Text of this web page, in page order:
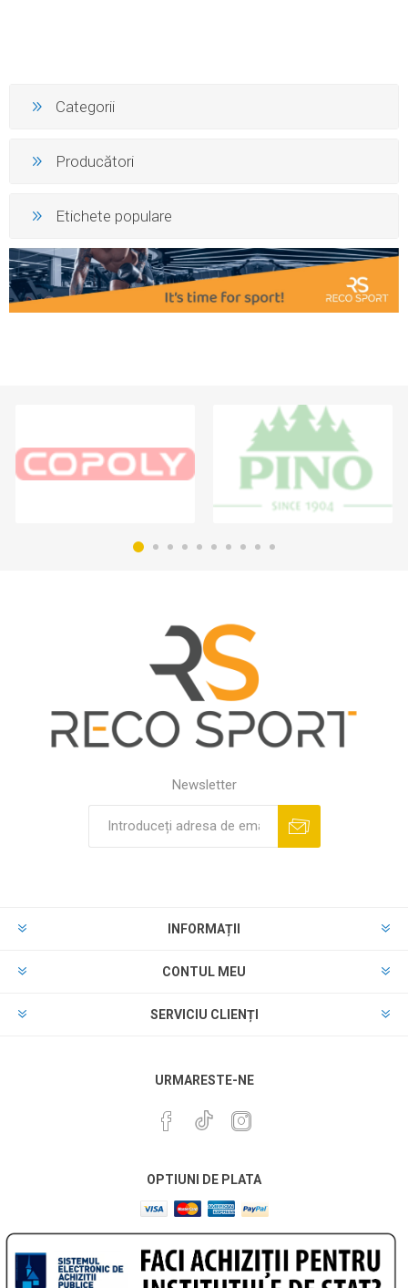
Categorii
Producători
Etichete populare
Newsletter
INFORMAȚII
CONTUL MEU
SERVICIU CLIENȚI
URMARESTE-NE
OPTIUNI DE PLATA